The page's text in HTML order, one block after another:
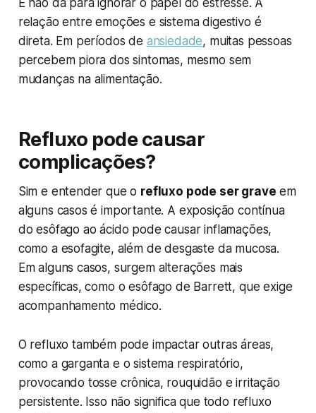
E não dá para ignorar o papel do estresse. A
relação entre emoções e sistema digestivo é
direta. Em períodos de ansiedade, muitas pessoas
percebem piora dos sintomas, mesmo sem
mudanças na alimentação.
Refluxo pode causar
complicações?
Sim e entender que o refluxo pode ser grave em
alguns casos é importante. A exposição contínua
do esôfago ao ácido pode causar inflamações,
como a esofagite, além de desgaste da mucosa.
Em alguns casos, surgem alterações mais
específicas, como o esôfago de Barrett, que exige
acompanhamento médico.
O refluxo também pode impactar outras áreas,
como a garganta e o sistema respiratório,
provocando tosse crônica, rouquidão e irritação
persistente. Isso não significa que todo refluxo